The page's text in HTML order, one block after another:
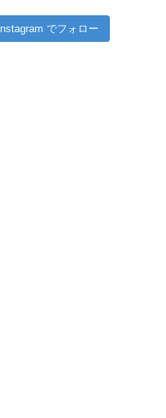
Instagram でフォロー